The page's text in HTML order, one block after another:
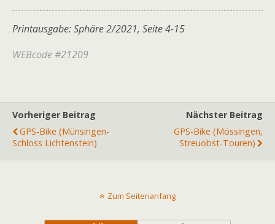
Printausgabe: Sphäre 2/2021, Seite 4-15
WEBcode #21209
Vorheriger Beitrag
GPS-Bike (Münsingen-
Schloss Lichtenstein)
Nächster Beitrag
GPS-Bike (Mössingen,
Streuobst-Touren)
Zum Seitenanfang